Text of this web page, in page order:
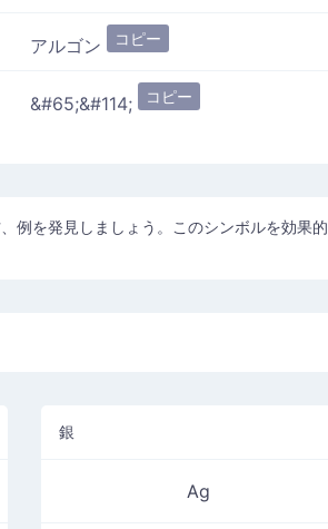
アルゴン コピー
&#65;&#114; コピー
例を発見しましょう。このシンボルを効果的
銀
Ag